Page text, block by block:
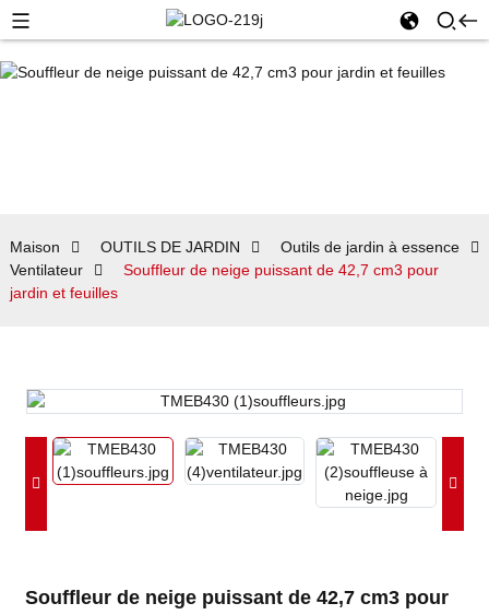
Maison OUTILS DE JARDIN
Outils de jardin à essence
Ventilateur
Souffleur de neige puissant de 42,7 cm3 pour
jardin et feuilles
Souffleur de neige puissant de 42,7 cm3 pour